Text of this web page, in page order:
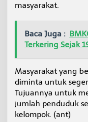
masyarakat.
Baca Juga :
Terkering Sejak
Masyarakat yang
diminta untuk
Tujuannya untuk
jumlah penduduk
kelompok. (ant)